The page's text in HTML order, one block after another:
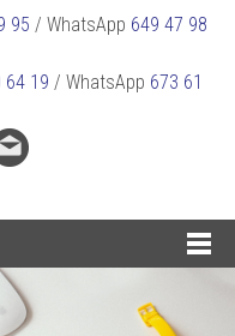
95 / WhatsApp 649 47 98
64 19 / WhatsApp 673 61